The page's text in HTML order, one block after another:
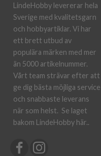
LindeHobby levererar hela
Sverige med kvalitetsgarn
och hobbyartiklar. Vi har
ett brett utbud av
populära märken med mer
än 5000 artikelnummer.
Vårt team strävar efter att
ge dig bästa möjliga service
och snabbaste leverans
när som helst. Se laget
bakom LindeHobby här..